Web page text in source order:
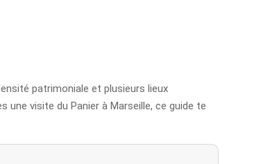
patrimoniale et plusieurs lieux
une visite du Panier à Marseille, ce guide te